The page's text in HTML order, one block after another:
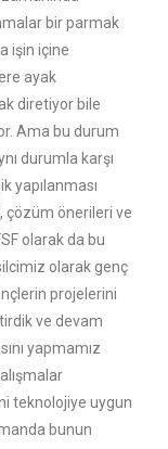
bir parmak
işin içine
ayak
diretiyor bile
Ama bu durum
durumla karşı
yapılanması
çözüm önerileri ve
olarak da bu
olarak genç
projelerini
ve devam
yapmamız
teknolojiye uygun
bunun